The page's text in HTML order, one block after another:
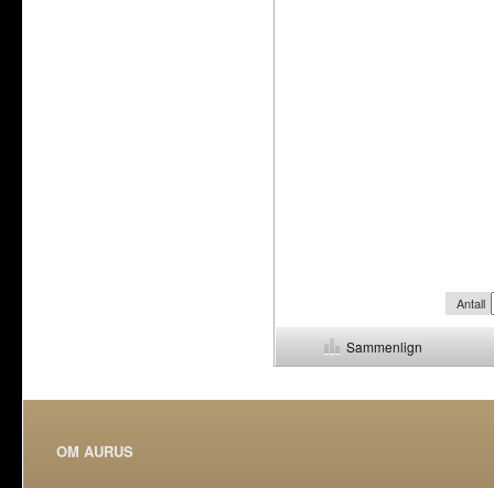
Antall
Sammenlign
OM AURUS